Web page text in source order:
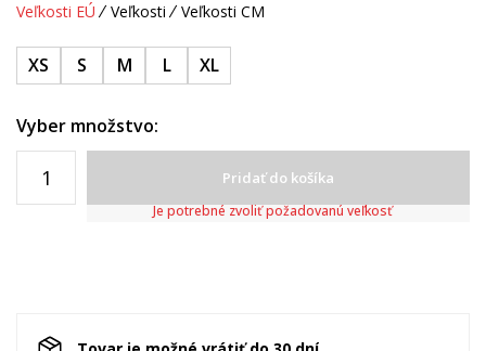
Veľkosti EÚ Veľkosti Veľkosti CM
XS S M L XL
Vyber množstvo:
Pridať do košíka
Je potrebné zvoliť požadovanú veľkosť